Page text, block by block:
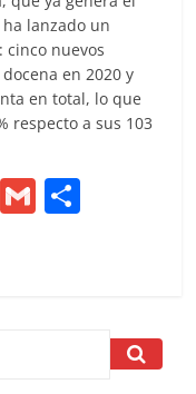
lanzado un
cinco nuevos
en 2020 y
en total, lo que
respecto a sus 103
T
h
G
m
ar
tir